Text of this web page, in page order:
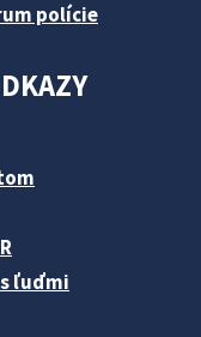
polície
ľuďmi